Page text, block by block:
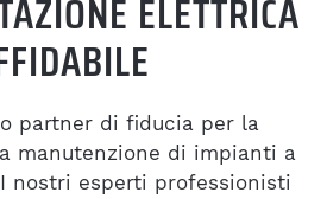
ELETTRICA
partner di fiducia per la
manutenzione di impianti a
nostri esperti professionisti